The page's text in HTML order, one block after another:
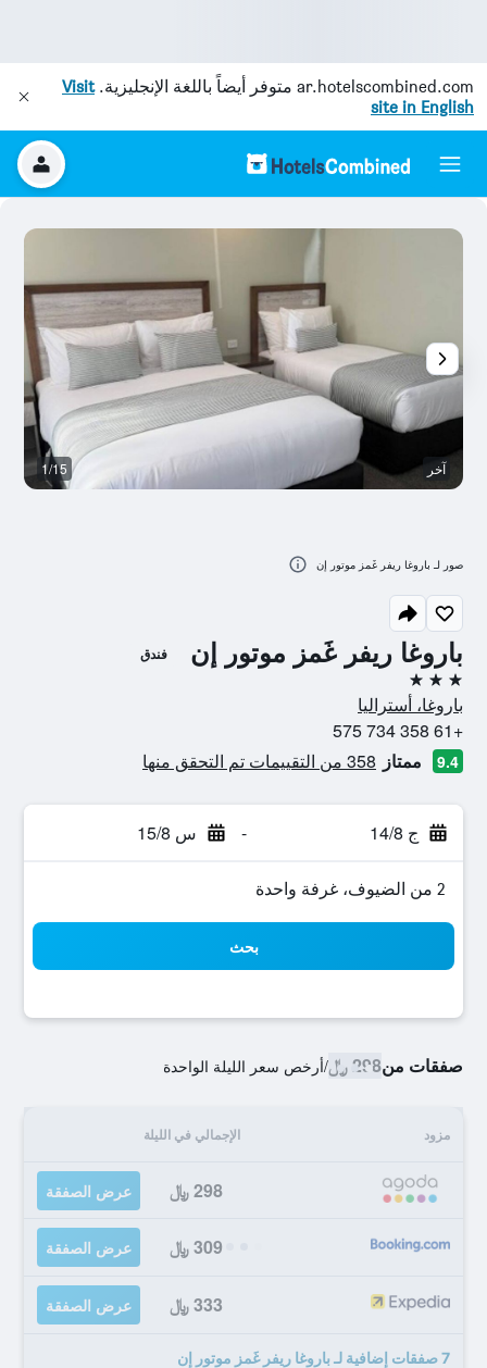
ar.hotelscombined.com متوفر أيضاً باللغة الإنجليزية.Visit
site in English
باروغا ريفر غَمز موتور إن فندق
3 نجوم
باروغا، أستراليا
+61 358 734 575
9.4 ممتاز 358 من التقييمات تم التحقق منها
ج 14/8 - س 15/8
2 من الضيوف، غرفة واحدة
بحث
صفقات من298 ﷼ /أرخص سعر الليلة الواحدة
مزود الإجمالي في الليلة
298 ﷼ عرض الصفقة
309 ﷼ عرض الصفقة
333 ﷼ عرض الصفقة
7 صفقات إضافية لـ باروغا ريفر غَمز موتور إن
آخر 1/15
صور لـ باروغا ريفر غَمز موتور إن